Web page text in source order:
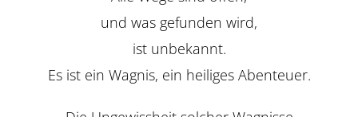
und was gefunden wird,
ist unbekannt.
Es ist ein Wagnis, ein heiliges Abenteuer.